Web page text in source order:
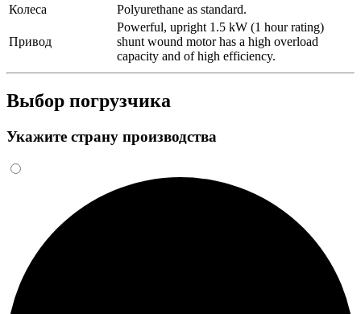
Колеса
Polyurethane as standard.
Привод
Powerful, upright 1.5 kW (1 hour rating)
shunt wound motor has a high overload
capacity and of high efficiency.
Выбор погрузчика
Укажите страну производства